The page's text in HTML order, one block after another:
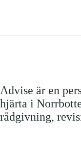
Advise är en
hjärta i
rådgivning,